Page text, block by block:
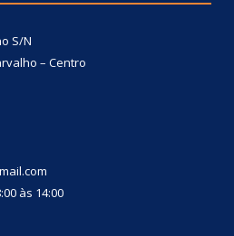
S/N
– Centro
às 14:00